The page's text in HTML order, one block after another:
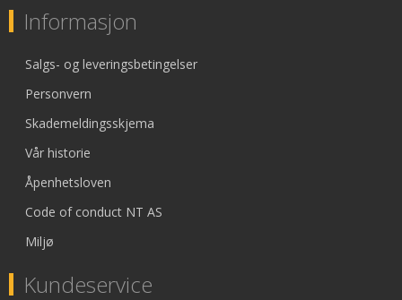
Informasjon
Salgs- og leveringsbetingelser
Personvern
Skademeldingsskjema
Vår historie
Åpenhetsloven
Code of conduct NT AS
Miljø
Kundeservice